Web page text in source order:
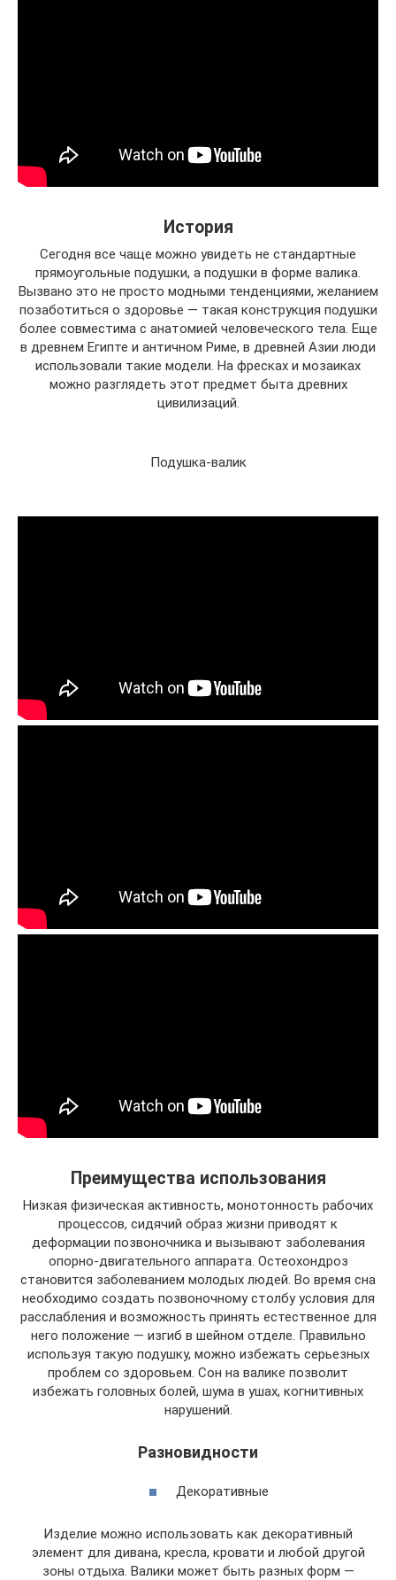
История
Сегодня все чаще можно увидеть не стандартные
прямоугольные подушки, а подушки в форме валика.
Вызвано это не просто модными тенденциями, желанием
позаботиться о здоровье — такая конструкция подушки
более совместима с анатомией человеческого тела. Еще
в древнем Египте и античном Риме, в древней Азии люди
использовали такие модели. На фресках и мозаиках
можно разглядеть этот предмет быта древних
цивилизаций.
Подушка-валик
Преимущества использования
Низкая физическая активность, монотонность рабочих
процессов, сидячий образ жизни приводят к
деформации позвоночника и вызывают заболевания
опорно-двигательного аппарата. Остеохондроз
становится заболеванием молодых людей. Во время сна
необходимо создать позвоночному столбу условия для
расслабления и возможность принять естественное для
него положение — изгиб в шейном отделе. Правильно
используя такую подушку, можно избежать серьезных
проблем со здоровьем. Сон на валике позволит
избежать головных болей, шума в ушах, когнитивных
нарушений.
Разновидности
Декоративные
Изделие можно использовать как декоративный
элемент для дивана, кресла, кровати и любой другой
зоны отдыха. Валики может быть разных форм —